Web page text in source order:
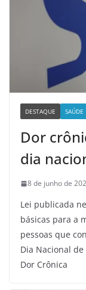
DESTAQUE SAÚDE
Dor
dia
8 de junho de
Lei publicada
básicas para a
pessoas que
Dia Nacional
Dor Crônica